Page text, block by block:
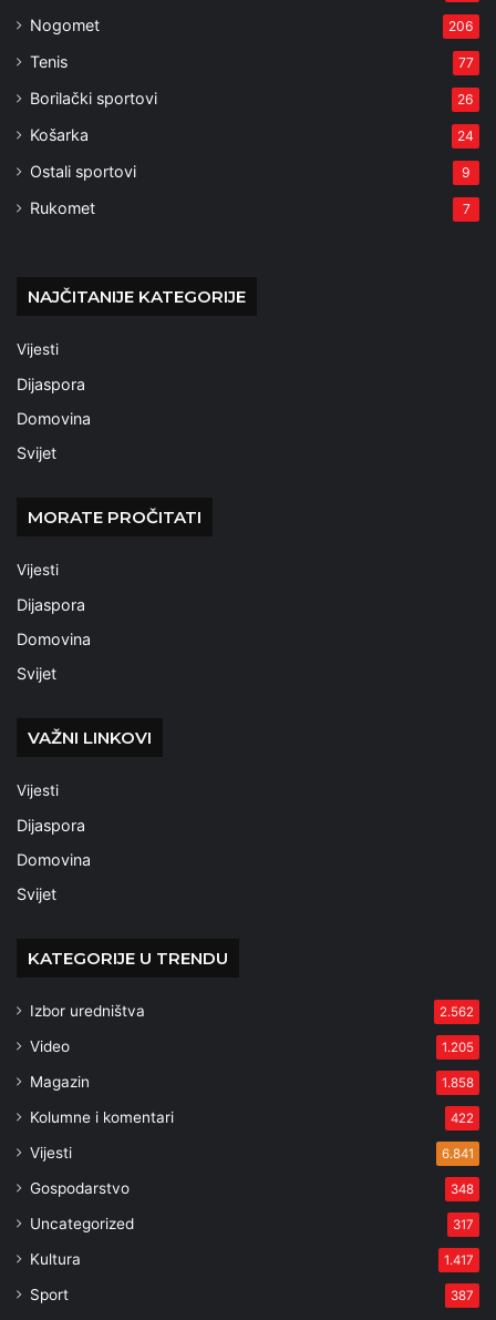
Nogomet 206
Tenis 77
Borilački sportovi 26
Košarka 24
Ostali sportovi 9
Rukomet 7
NAJČITANIJE KATEGORIJE
Vijesti
Dijaspora
Domovina
Svijet
MORATE PROČITATI
Vijesti
Dijaspora
Domovina
Svijet
VAŽNI LINKOVI
Vijesti
Dijaspora
Domovina
Svijet
KATEGORIJE U TRENDU
Izbor uredništva 2.562
Video 1.205
Magazin 1.858
Kolumne i komentari 422
Vijesti 6.841
Gospodarstvo 348
Uncategorized 317
Kultura 1.417
Sport 387